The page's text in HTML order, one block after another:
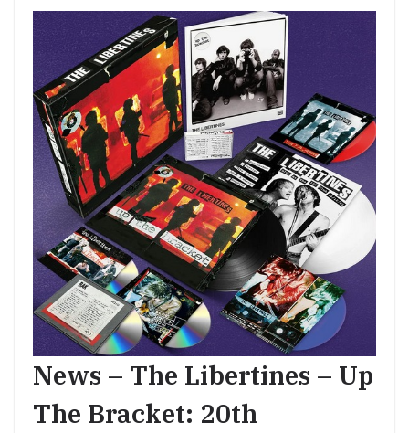
News – The Libertines – Up
The Bracket: 20th